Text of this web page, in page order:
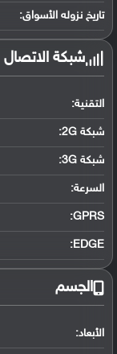
تاريخ نزوله الأسواق:
شبكة الاتصال
التقنية:
شبكة 2G:
شبكة 3G :
السرعة:
GPRS:
EDGE:
الجسم
الأبعاد: